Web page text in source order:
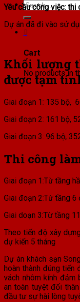
Search
for:
0
Cart
No products in
Yêu cầu công việc: thi
Dự án đã đi vào sử
Khối lượng
được tạm
Giai đoạn 1: 135 bộ,
Giai đoạn 2: 161 bộ,
Giai đoạn 3: 96 bộ,
Thi công
Giai đoạn 1:Từ tầng
Giai đoạn 2:Từ tầng 6
Giai doạn 3:Từ tầng
Theo tiến độ xây
dự kiến 5 tháng
Dự án khách sạn
hoàn thành đúng
vách nhôm kính
an toàn tuyệt đối
đầu tư sự hài lòng